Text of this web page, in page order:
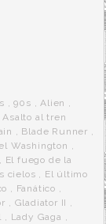
,90s ,Alien ,
Asalto al tren
, Blade Runner ,
Washington ,
, El fuego de la
cielos , El último
, Fanático ,
, Gladiator II ,
, Lady Gaga ,